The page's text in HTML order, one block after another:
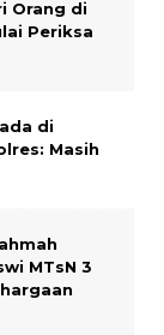
Orang di
Periksa
di
Masih
MTsN 3